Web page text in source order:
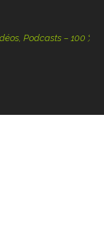
Podcasts – 100 %